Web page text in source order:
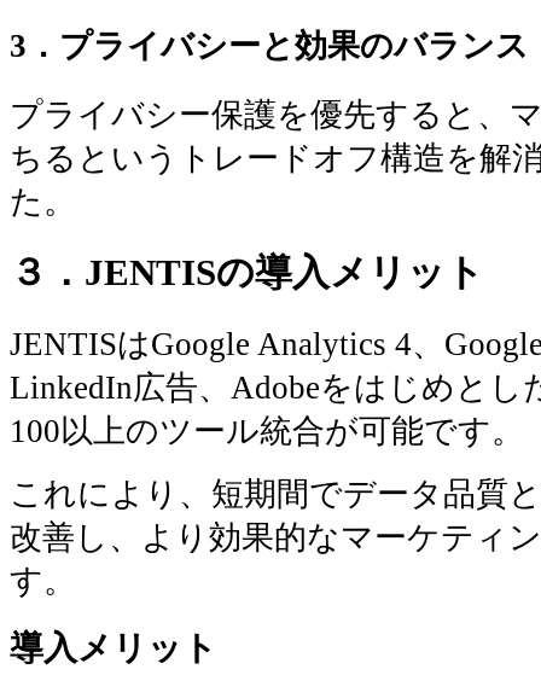
3．プライバシーと効果のバランス
プライバシー保護を優先すると、
ちるというトレードオフ構造を解
た。
３．JENTISの導入メリット
JENTISはGoogle Analytics 4、
LinkedIn広告、Adobeをはじめと
100以上のツール統合が可能です。
これにより、短期間でデータ品質
改善し、より効果的なマーケティ
す。
導入メリット